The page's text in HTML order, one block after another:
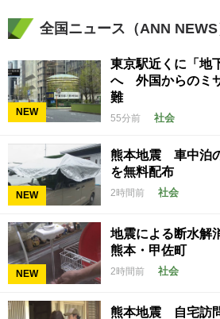
全国ニュース（ANN NEWS
NEW
東京駅近くに「地
へ 外国からのミ
難
55分前 社会
NEW
熊本地震 車中泊
を無料配布
2時間前 社会
NEW
地震による断水
熊本・甲佐町
2時間前 社会
熊本地震 自宅訪